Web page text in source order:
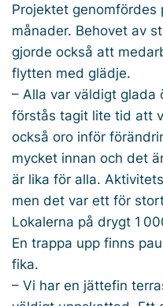
Projektet genomfördes
månader. Behovet av
gjorde också att
flytten med glädje.
– Alla var väldigt glada
förstås tagit lite tid att
också oro inför
mycket innan och det
är lika för alla.
men det var ett för
Lokalerna på drygt 1
En trappa upp finns
fika.
– Vi har en jättefin